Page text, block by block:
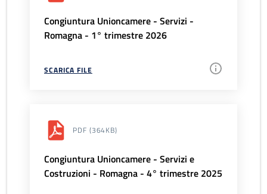
Congiuntura Unioncamere - Servizi -
Romagna - 1° trimestre 2026
SCARICA FILE
PDF (364KB)
Congiuntura Unioncamere - Servizi e
Costruzioni - Romagna - 4° trimestre 2025